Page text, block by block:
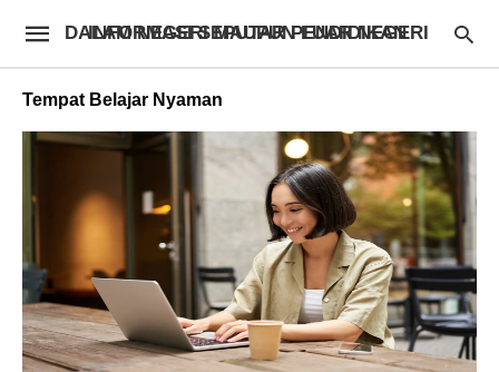
INFORMASI SEPUTAR PENDIDIKAN DALAM NEGERI MAUPUN LUAR NEGERI
Tempat Belajar Nyaman